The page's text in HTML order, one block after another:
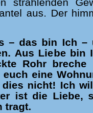
strahlenden
aus. Der
– das bin Ich
Aus Liebe bin
Rohr
eine
nicht! Ich
ist die
tragt.